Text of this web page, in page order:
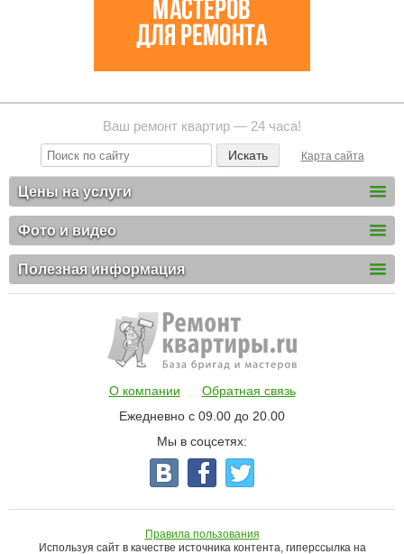
Ваш ремонт квартир — 24 часа!
Карта сайта
Цены на услуги
Фото и видео
Полезная информация
О компании
Обратная связь
Ежедневно с 09.00 до 20.00
Мы в соцсетях:
Правила пользования
Используя сайт в качестве источника контента, гиперссылка на